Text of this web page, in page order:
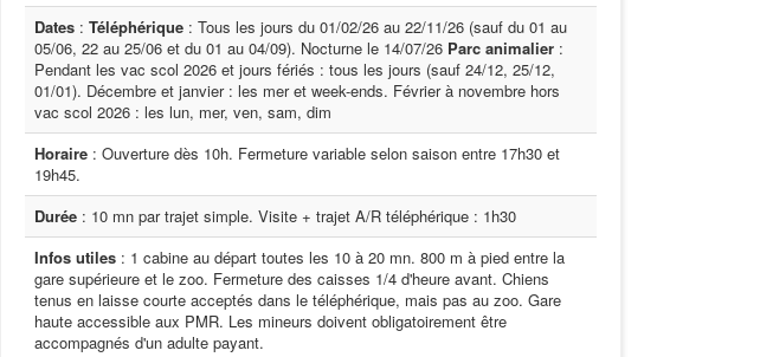
Dates : Téléphérique : Tous les jours du 01/02/26 au 22/11/26 (sauf du 01 au
05/06, 22 au 25/06 et du 01 au 04/09). Nocturne le 14/07/26 Parc animalier :
Pendant les vac scol 2026 et jours fériés : tous les jours (sauf 24/12, 25/12,
01/01). Décembre et janvier : les mer et week-ends. Février à novembre hors
vac scol 2026 : les lun, mer, ven, sam, dim
Horaire : Ouverture dès 10h. Fermeture variable selon saison entre 17h30 et
19h45.
Durée : 10 mn par trajet simple. Visite + trajet A/R téléphérique : 1h30
Infos utiles : 1 cabine au départ toutes les 10 à 20 mn. 800 m à pied entre la
gare supérieure et le zoo. Fermeture des caisses 1/4 d'heure avant. Chiens
tenus en laisse courte acceptés dans le téléphérique, mais pas au zoo. Gare
haute accessible aux PMR. Les mineurs doivent obligatoirement être
accompagnés d'un adulte payant.